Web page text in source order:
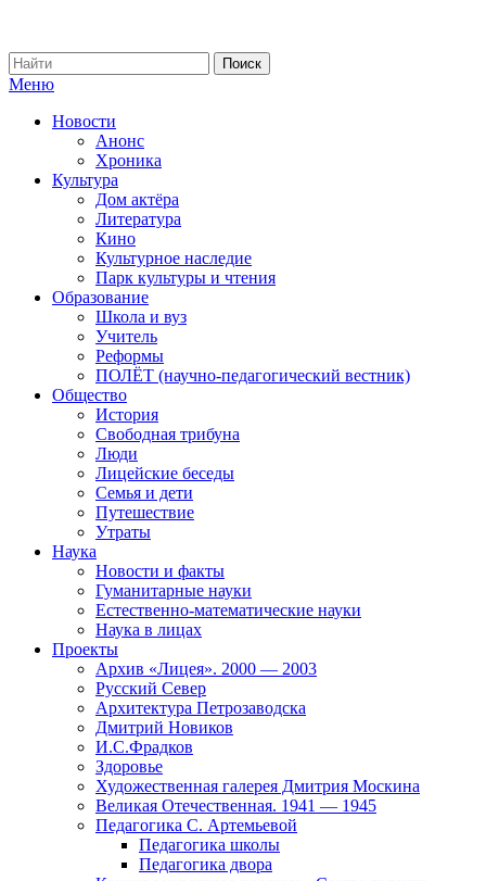
Меню
Новости
Анонс
Хроника
Культура
Дом актёра
Литература
Кино
Культурное наследие
Парк культуры и чтения
Образование
Школа и вуз
Учитель
Реформы
ПОЛЁТ (научно-педагогический вестник)
Общество
История
Свободная трибуна
Люди
Лицейские беседы
Семья и дети
Путешествие
Утраты
Наука
Новости и факты
Гуманитарные науки
Естественно-математические науки
Наука в лицах
Проекты
Архив «Лицея». 2000 — 2003
Русский Север
Архитектура Петрозаводска
Дмитрий Новиков
И.С.Фрадков
Здоровье
Художественная галерея Дмитрия Москина
Великая Отечественная. 1941 — 1945
Педагогика С. Артемьевой
Педагогика школы
Педагогика двора